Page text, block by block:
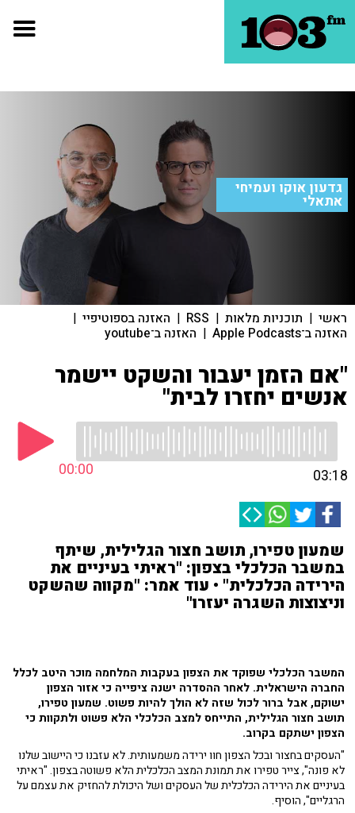
גדעון אוקו ועמיחי
אתאלי
ראשי | תוכניות מלאות |
RSS
| האזנה בספוטיפיי |
האזנה ב־Apple Podcasts | האזנה ב־youtube
"אם הזמן יעבור והשקט יישמר
אנשים יחזרו לבית"
00:00 03:18
שמעון טפירו, תושב חצור הגלילית, שיתף
במשבר הכלכלי בצפון: "ראיתי בעיניים את
הירידה הכלכלית" • עוד אמר: "מקווה שהשקט
וניצוצות השגרה יעזרו"
המשבר הכלכלי שפוקד את הצפון בעקבות המלחמה מוכר היטב לכלל
החברה הישראלית. לאחר ההסדרה ישנה ציפייה כי אזור הצפון
ישוקם, אבל ברור לכול שזה לא הולך להיות פשוט. שמעון טפירו,
תושב חצור הגלילית, התייחס למצב הכלכלי הלא פשוט ולתקוות כי
הצפון ישתקם בקרוב.
"העסקים בחצור ובכל הצפון חוו ירידה משמעותית. לא עזבנו כי היישוב שלנו
לא פונה", צייר טפירו את תמונת המצב הכלכלית הלא פשוטה בצפון. "ראיתי
בעיניים את הירידה הכלכלית של העסקים ושל היכולת להחזיק את עצמם על
הרגליים", הוסיף.